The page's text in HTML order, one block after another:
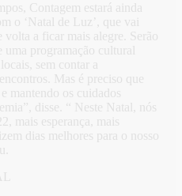
Contagem estará ainda
o ‘Natal de Luz’, que vai
volta a ficar mais alegre. Serão
uma programação cultural
sem contar a
Mas é preciso que
mantendo os cuidados
disse. “ Neste Natal, nós
mais esperança, mais
dias melhores para o nosso